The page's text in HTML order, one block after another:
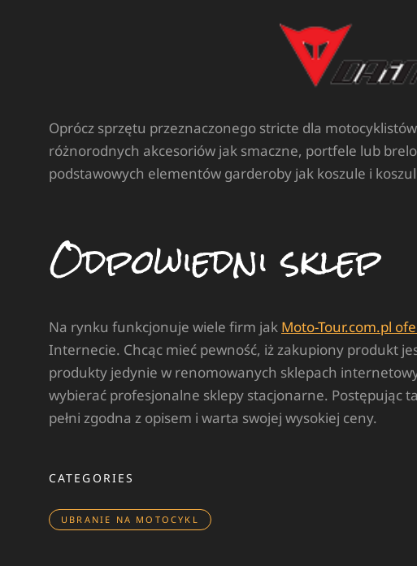
Oprócz sprzętu przeznaczonego stricte dla
różnorodnych akcesoriów jak smaczne, portfele lub
podstawowych elementów garderoby jak koszule i
Odpowiedni sklep
Na rynku funkcjonuje wiele firm jak Moto-Tour.com.pl
Internecie. Chcąc mieć pewność, iż zakupiony produkt
produkty jedynie w renomowanych sklepach
wybierać profesjonalne sklepy stacjonarne. Postępując
pełni zgodna z opisem i warta swojej wysokiej ceny.
CATEGORIES
UBRANIE NA MOTOCYKL